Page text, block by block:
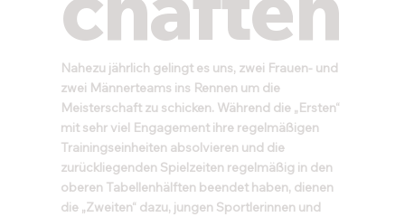
Nahezu jährlich gelingt es uns, zwei Frauen- und
zwei Männerteams ins Rennen um die
Meisterschaft zu schicken. Während die „Ersten“
mit sehr viel Engagement ihre regelmäßigen
Trainingseinheiten absolvieren und die
zurückliegenden Spielzeiten regelmäßig in den
oberen Tabellenhälften beendet haben, dienen
die „Zweiten“ dazu, jungen Sportlerinnen und